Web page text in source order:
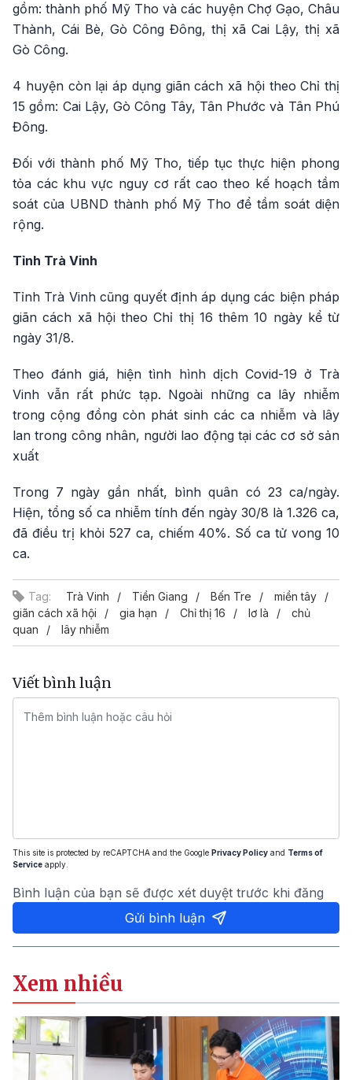
gồm: thành phố Mỹ Tho và các huyện Chợ Gạo, Châu
Thành, Cái Bè, Gò Công Đông, thị xã Cai Lậy, thị xã
Gò Công.
4 huyện còn lại áp dụng giãn cách xã hội theo Chỉ thị
15 gồm: Cai Lậy, Gò Công Tây, Tân Phước và Tân Phú
Đông.
Đối với thành phố Mỹ Tho, tiếp tục thực hiện phong
tỏa các khu vực nguy cơ rất cao theo kế hoạch tầm
soát của UBND thành phố Mỹ Tho để tầm soát diện
rộng.
Tỉnh Trà Vinh
Tỉnh Trà Vinh cũng quyết định áp dụng các biện pháp
giãn cách xã hội theo Chỉ thị 16 thêm 10 ngày kể từ
ngày 31/8.
Theo đánh giá, hiện tình hình dịch Covid-19 ở Trà
Vinh vẫn rất phức tạp. Ngoài những ca lây nhiễm
trong cộng đồng còn phát sinh các ca nhiễm và lây
lan trong công nhân, người lao động tại các cơ sở sản
xuất
Trong 7 ngày gần nhất, bình quân có 23 ca/ngày.
Hiện, tổng số ca nhiễm tính đến ngày 30/8 là 1.326 ca,
đã điều trị khỏi 527 ca, chiếm 40%. Số ca tử vong 10
ca.
Tag: Trà Vinh Tiền Giang Bến Tre
miền tây
giãn cách xã hội
gia hạn Chỉ thị 16 lơ là
chủ
quan
lây nhiễm
Viết bình luận
This site is protected by reCAPTCHA and the Google Privacy Policy and Terms of
Service apply.
Bình luận của bạn sẽ được xét duyệt trước khi đăng
Gửi bình luận
Xem nhiều